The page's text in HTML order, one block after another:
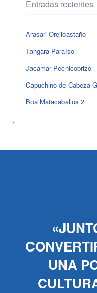
Entradas recientes
Arasari Orejicastaño
Tangara Paraíso
Jacamar Pechicobrizo
Capuchino de Cabeza
Boa Matacaballos 2
UNA